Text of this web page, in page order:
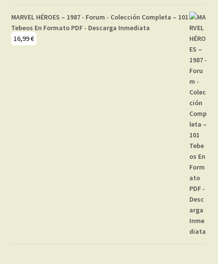
MARVEL HÉROES – 1987 - Forum - Colección Completa – 101
Tebeos En Formato PDF - Descarga Inmediata
16,99€